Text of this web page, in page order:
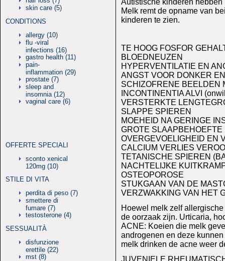
skin care (5)
CONDITIONS
allergy (10)
flu -viral
infections (16)
gastro health (11)
pain-
inflammation (29)
prostate (7)
sleep and
insomnia (12)
vaginal care (6)
OFFERTE SPECIALI
sconto xenical
120mg (10)
STILE DI VITA
perdita di peso (7)
smettere di
fumare (7)
testosterone (4)
SESSUALITÀ
disfunzione
erettile (22)
mst (8)
Melk remt de opname van
kinderen te zien.
TE HOOG FOSFOR
BLOEDNEUZEN
HYPERVENTILATIE EN
ANGST VOOR DONKER
SCHIZOFRENE BEELDEN
INCONTINENTIA ALVI
VERSTERKTE
SLAPPE SPIEREN
MOEHEID NA GERINGE
GROTE SLAAPBEHOEFTE
OVERGEVOELIGHEID EN
CALCIUM VERLIES
TETANISCHE SPIEREN
NACHTELIJKE
OSTEOPOROSE
STUKGAAN VAN DE
VERZWAKKING VAN HET
Hoewel melk zelf
de oorzaak zijn. Urticaria,
ACNE: Koeien die melk
androgenen en deze
melk drinken de acne weer
JUVENIELE